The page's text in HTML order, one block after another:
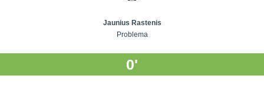
Jaunius Rastenis
Problema
0'